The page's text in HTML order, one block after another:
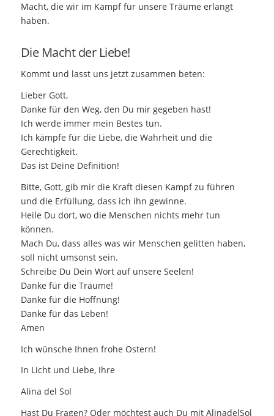
Macht, die wir im Kampf für unsere Träume erlangt
haben.
Die Macht der Liebe!
Kommt und lasst uns jetzt zusammen beten:
Lieber Gott,
Danke für den Weg, den Du mir gegeben hast!
Ich werde immer mein Bestes tun.
Ich kämpfe für die Liebe, die Wahrheit und die
Gerechtigkeit.
Das ist Deine Definition!
Bitte, Gott, gib mir die Kraft diesen Kampf zu führen
und die Erfüllung, dass ich ihn gewinne.
Heile Du dort, wo die Menschen nichts mehr tun
können.
Mach Du, dass alles was wir Menschen gelitten haben,
soll nicht umsonst sein.
Schreibe Du Dein Wort auf unsere Seelen!
Danke für die Träume!
Danke für die Hoffnung!
Danke für das Leben!
Amen
Ich wünsche Ihnen frohe Ostern!
In Licht und Liebe, Ihre
Alina del Sol
Hast Du Fragen? Oder möchtest auch Du mit AlinadelSol